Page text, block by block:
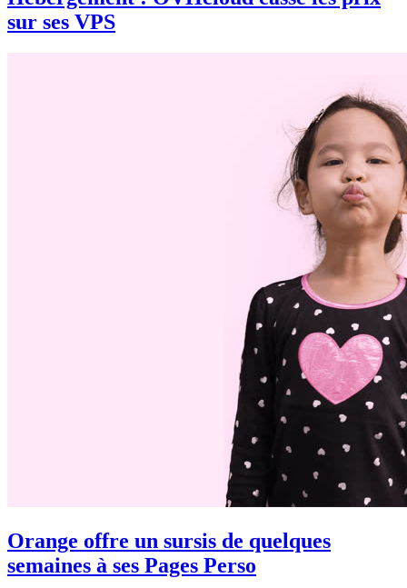
sur ses VPS
Orange offre un sursis de quelques
semaines à ses Pages Perso